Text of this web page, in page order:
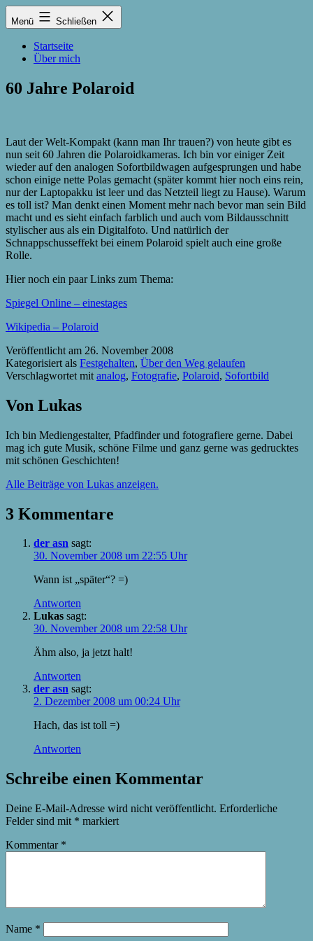
Zum
Inhalt
Lukas
Zintel-
Menü Schließen
Startseite
Über mich
60 Jahre Polaroid
Laut der Welt-Kompakt (kann man Ihr trauen?) von heute gibt es
nun seit 60 Jahren die Polaroidkameras. Ich bin vor einiger Zeit
wieder auf den analogen Sofortbildwagen aufgesprungen und habe
schon einige nette Polas gemacht (später kommt hier noch eins rein,
nur der Laptopakku ist leer und das Netzteil liegt zu Hause). Warum
es toll ist? Man denkt einen Moment mehr nach bevor man sein Bild
macht und es sieht einfach farblich und auch vom Bildausschnitt
stylischer aus als ein Digitalfoto. Und natürlich der
Schnappschusseffekt bei einem Polaroid spielt auch eine große
Rolle.
Hier noch ein paar Links zum Thema:
Spiegel Online – einestages
Wikipedia – Polaroid
Veröffentlicht am 26. November 2008
Kategorisiert als Festgehalten, Über den Weg gelaufen
Verschlagwortet mit analog, Fotografie, Polaroid, Sofortbild
Von Lukas
Ich bin Mediengestalter, Pfadfinder und fotografiere gerne. Dabei
mag ich gute Musik, schöne Filme und ganz gerne was gedrucktes
mit schönen Geschichten!
Alle Beiträge von Lukas anzeigen.
3 Kommentare
der asn sagt:
30. November 2008 um 22:55 Uhr
Wann ist „später“? =)
Antworten
Lukas sagt:
30. November 2008 um 22:58 Uhr
Ähm also, ja jetzt halt!
Antworten
der asn sagt:
2. Dezember 2008 um 00:24 Uhr
Hach, das ist toll =)
Antworten
Schreibe einen Kommentar
Deine E-Mail-Adresse wird nicht veröffentlicht. Erforderliche
Felder sind mit * markiert
Kommentar *
Name *